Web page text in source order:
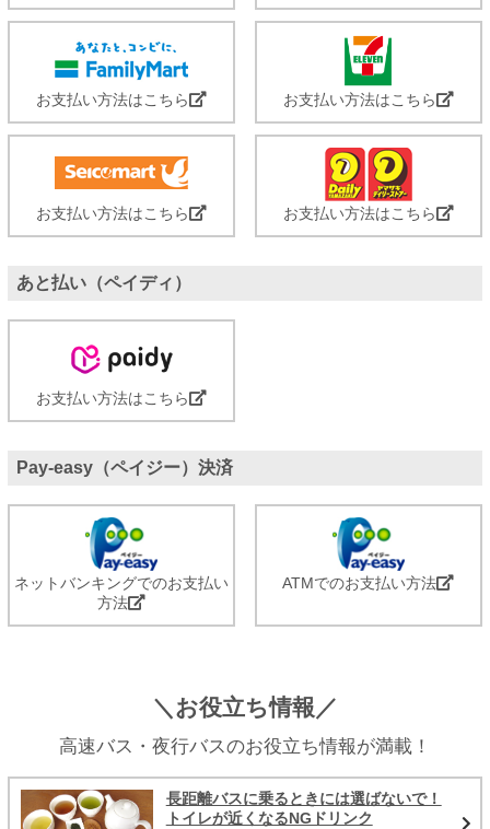
お支払い方法はこちら お支払い方法はこちら
お支払い方法はこちら お支払い方法はこちら
あと払い（ペイディ）
お支払い方法はこちら
Pay-easy（ペイジー）決済
ネットバンキングでのお支払い
方法
ATMでのお支払い方法
＼お役立ち情報／
高速バス・夜行バスのお役立ち情報が満載！
長距離バスに乗るときには選ばないで！
トイレが近くなるNGドリンク